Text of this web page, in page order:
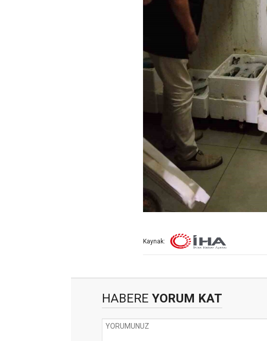
Kaynak:
HABERE YORUM KAT